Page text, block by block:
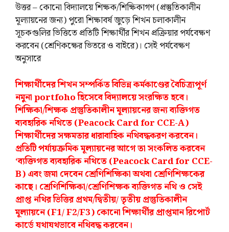
উত্তর – কোনো বিদ্যালয়ে শিক্ষক/শিক্ষিকাগণ (প্রস্তুতিকালীন
মূল্যায়নের জন্য) পুরো শিক্ষাবর্ষ জুড়ে শিখন চলাকালীন
সূচকগুলির ভিত্তিতে প্রতিটি শিক্ষার্থীর শিখন প্রক্রিয়ার পর্যবেক্ষণ
করবেন (শ্রেণিকক্ষের ভিতরে ও বাইরে)। সেই পর্যবেক্ষণ
অনুসারে
শিক্ষার্থীদের শিখন সম্পর্কিত বিভিন্ন কর্মকাণ্ডের বৈচিত্র্যপূর্ণ
নমুনা portfoho হিসেবে বিদ্যালয়ে সংরক্ষিত হবে।
শিক্ষিকা/শিক্ষক প্রস্তুতিকালীন মূল্যায়নের জন্য ব্যক্তিগত
ব্যবহারিক নথিতে (Peacock Card for CCE-A)
শিক্ষার্থীদের সক্ষমতার ধারাবাহিক নথিবদ্ধকরণ করবেন।
প্রতিটি পর্যায়ক্রমিক মূল্যায়নের আগে তা সংকলিত করবেন
‘ব্যক্তিগত ব্যবহারিক নথিতে (Peacock Card for CCE-
B) এবং জমা দেবেন শ্রেণিশিক্ষিকা অথবা শ্রেণিশিক্ষকের
কাছে। শ্রেণিশিক্ষিকা/শ্রেণিশিক্ষক ব্যক্তিগত নথি ও সেই
প্রাপ্ত নথির ভিত্তির প্রথম/দ্বিতীয়/ তৃতীয় প্রস্তুতিকালীন
মূল্যায়নে (F1/ F2/F3) কোনো শিক্ষার্থীর প্রাপ্তমান রিপোর্ট
কার্ডে যথাযথভাবে নথিবদ্ধ করবেন।